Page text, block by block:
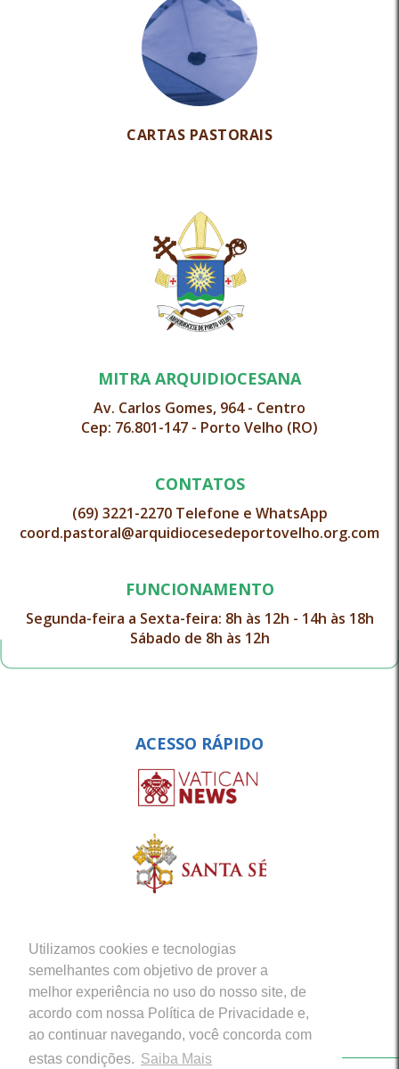
Utilizamos cookies e tecnologias
semelhantes com objetivo de prover a
melhor experiência no uso do nosso site, de
acordo com nossa Política de Privacidade e,
ao continuar navegando, você concorda com
estas condições. Saiba Mais
CARTAS PASTORAIS
MITRA ARQUIDIOCESANA
Av. Carlos Gomes, 964 - Centro
Cep: 76.801-147 - Porto Velho (RO)
CONTATOS
(69) 3221-2270 Telefone e WhatsApp
coord.pastoral@arquidiocesedeportovelho.org.com
FUNCIONAMENTO
Segunda-feira a Sexta-feira: 8h às 12h - 14h às 18h
Sábado de 8h às 12h
ACESSO RÁPIDO